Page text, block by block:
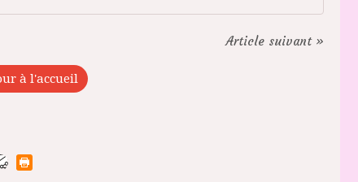
Article suivant »
à l'accueil